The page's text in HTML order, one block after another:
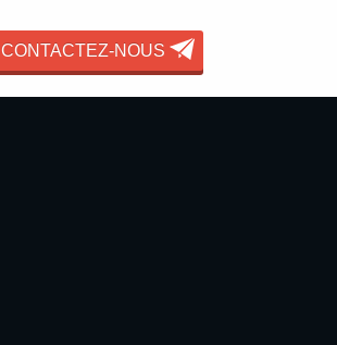
CONTACTEZ-NOUS